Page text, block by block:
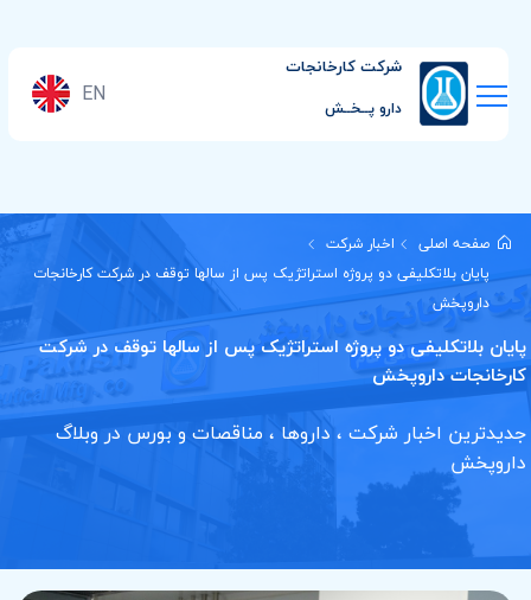
شرکت کارخانجات
دارو پــخــش EN
صفحه اصلی
اخبار شرکت
پایان بلاتکلیفی دو پروژه استراتژیک پس از سالها توقف در شرکت کارخانجات
داروپخش
پایان بلاتکلیفی دو پروژه استراتژیک پس از سالها توقف در شرکت
کارخانجات داروپخش
جدیدترین اخبار شرکت ، داروها ، مناقصات و بورس در وبلاگ
داروپخش